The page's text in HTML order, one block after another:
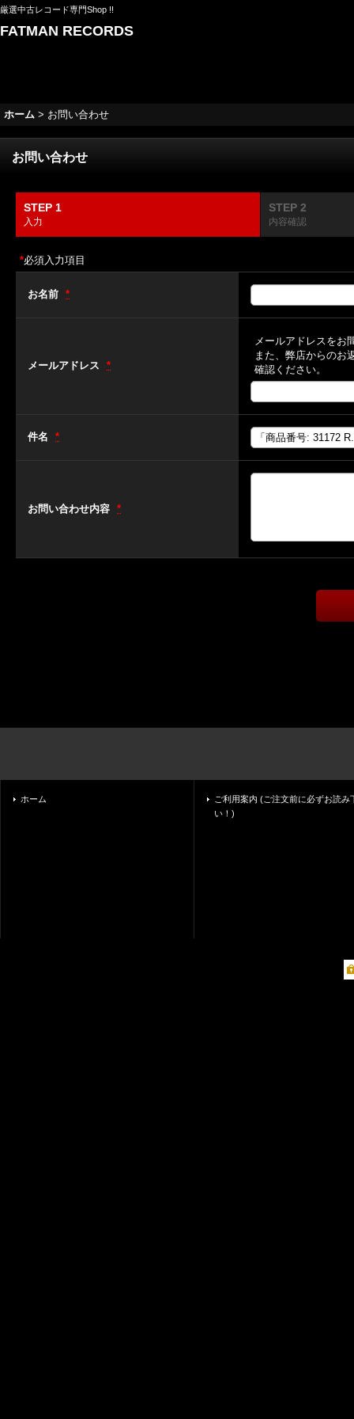
厳選中古レコード専門Shop !!
FATMAN RECORDS
ホーム > お問い合わせ
お問い合わせ
STEP 1
入力
STEP 2
内容確認
*必須入力項目
お名前 *
メールアドレス *
メールアドレスをお
また、弊店からのお
確認ください。
件名 *
お問い合わせ内容 *
ホーム
ご利用案内 (ご注文前に必ずお読み
い！)